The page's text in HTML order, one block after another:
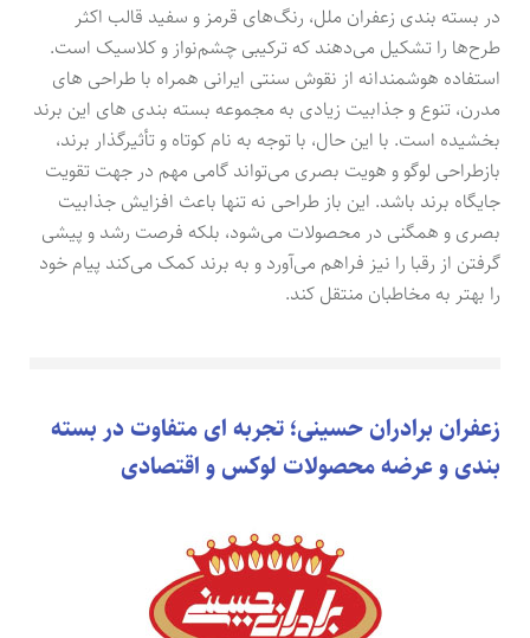
در بسته بندی زعفران ملل، رنگ‌های قرمز و سفید قالب اکثر
طرح‌ها را تشکیل می‌دهند که ترکیبی چشم‌نواز و کلاسیک است.
استفاده هوشمندانه از نقوش سنتی ایرانی همراه با طراحی های
مدرن، تنوع و جذابیت زیادی به مجموعه بسته بندی های این برند
بخشیده است. با این حال، با توجه به نام کوتاه و تأثیرگذار برند،
بازطراحی لوگو و هویت بصری می‌تواند گامی مهم در جهت تقویت
جایگاه برند باشد. این باز طراحی نه تنها باعث افزایش جذابیت
بصری و همگنی در محصولات می‌شود، بلکه فرصت رشد و پیشی
گرفتن از رقبا را نیز فراهم می‌آورد و به برند کمک می‌کند پیام خود
را بهتر به مخاطبان منتقل کند.
زعفران برادران حسینی؛ تجربه ای متفاوت در بسته
بندی و عرضه محصولات لوکس و اقتصادی